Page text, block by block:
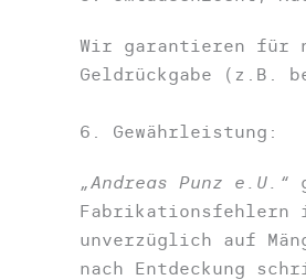
Wir garantieren für
Geldrückgabe (z.B.
6. Gewährleistung:
„Andreas Punz e.U.“
Fabrikationsfehlern
unverzüglich auf
nach Entdeckung